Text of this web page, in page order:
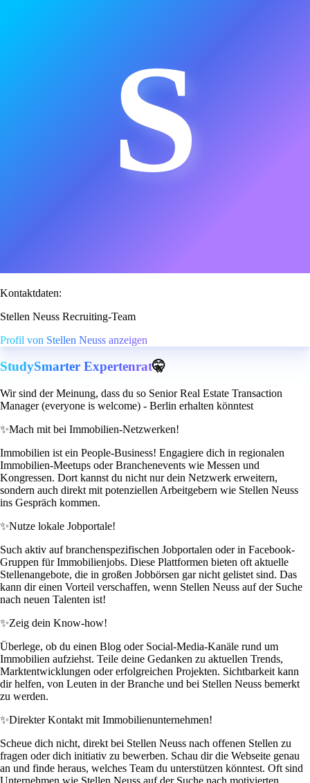
S
Kontaktdaten:
Stellen Neuss Recruiting-Team
Profil von Stellen Neuss anzeigen
StudySmarter Expertenrat🤫
Wir sind der Meinung, dass du so Senior Real Estate Transaction
Manager (everyone is welcome) - Berlin erhalten könntest
✨Mach mit bei Immobilien-Netzwerken!
Immobilien ist ein People-Business! Engagiere dich in regionalen
Immobilien-Meetups oder Branchenevents wie Messen und
Kongressen. Dort kannst du nicht nur dein Netzwerk erweitern,
sondern auch direkt mit potenziellen Arbeitgebern wie Stellen Neuss
ins Gespräch kommen.
✨Nutze lokale Jobportale!
Such aktiv auf branchenspezifischen Jobportalen oder in Facebook-
Gruppen für Immobilienjobs. Diese Plattformen bieten oft aktuelle
Stellenangebote, die in großen Jobbörsen gar nicht gelistet sind. Das
kann dir einen Vorteil verschaffen, wenn Stellen Neuss auf der Suche
nach neuen Talenten ist!
✨Zeig dein Know-how!
Überlege, ob du einen Blog oder Social-Media-Kanäle rund um
Immobilien aufziehst. Teile deine Gedanken zu aktuellen Trends,
Marktentwicklungen oder erfolgreichen Projekten. Sichtbarkeit kann
dir helfen, von Leuten in der Branche und bei Stellen Neuss bemerkt
zu werden.
✨Direkter Kontakt mit Immobilienunternehmen!
Scheue dich nicht, direkt bei Stellen Neuss nach offenen Stellen zu
fragen oder dich initiativ zu bewerben. Schau dir die Webseite genau
an und finde heraus, welches Team du unterstützen könntest. Oft sind